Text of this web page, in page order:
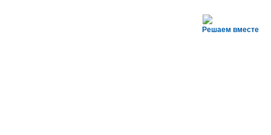
Решаем вместе